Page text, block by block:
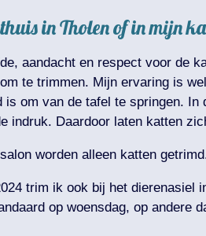
in Tholen of in mijn
aandacht en respect voor de
te trimmen. Mijn ervaring is
is om van de tafel te springen.
indruk. Daardoor laten katten
worden alleen katten
trim ik ook bij het dierenasiel
op woensdag, op andere